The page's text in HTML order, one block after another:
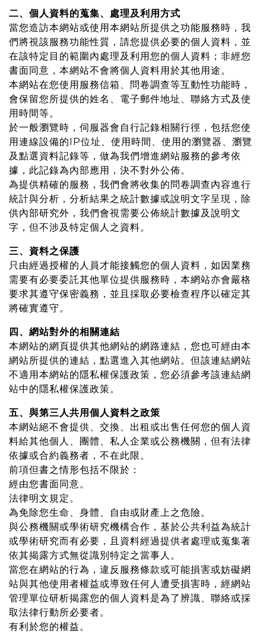
二、個人資料的蒐集、處理及利用方式
當您造訪本網站或使用本網站所提供之功能服務時，我
們將視該服務功能性質，請您提供必要的個人資料，並
在該特定目的範圍內處理及利用您的個人資料；非經您
書面同意，本網站不會將個人資料用於其他用途。
本網站在您使用服務信箱、問卷調查等互動性功能時，
會保留您所提供的姓名、電子郵件地址、聯絡方式及使
用時間等。
於一般瀏覽時，伺服器會自行記錄相關行徑，包括您使
用連線設備的IP位址、使用時間、使用的瀏覽器、瀏覽
及點選資料記錄等，做為我們增進網站服務的參考依
據，此記錄為內部應用，決不對外公佈。
為提供精確的服務，我們會將收集的問卷調查內容進行
統計與分析，分析結果之統計數據或說明文字呈現，除
供內部研究外，我們會視需要公佈統計數據及說明文
字，但不涉及特定個人之資料。
三、資料之保護
只由經過授權的人員才能接觸您的個人資料，如因業務
需要有必要委託其他單位提供服務時，本網站亦會嚴格
要求其遵守保密義務，並且採取必要檢查程序以確定其
將確實遵守。
四、網站對外的相關連結
本網站的網頁提供其他網站的網路連結，您也可經由本
網站所提供的連結，點選進入其他網站。但該連結網站
不適用本網站的隱私權保護政策，您必須參考該連結網
站中的隱私權保護政策。
五、與第三人共用個人資料之政策
本網站絕不會提供、交換、出租或出售任何您的個人資
料給其他個人、團體、私人企業或公務機關，但有法律
依據或合約義務者，不在此限。
前項但書之情形包括不限於：
經由您書面同意。
法律明文規定。
為免除您生命、身體、自由或財產上之危險。
與公務機關或學術研究機構合作，基於公共利益為統計
或學術研究而有必要，且資料經過提供者處理或蒐集著
依其揭露方式無從識別特定之當事人。
當您在網站的行為，違反服務條款或可能損害或妨礙網
站與其他使用者權益或導致任何人遭受損害時，經網站
管理單位研析揭露您的個人資料是為了辨識、聯絡或採
取法律行動所必要者。
有利於您的權益。